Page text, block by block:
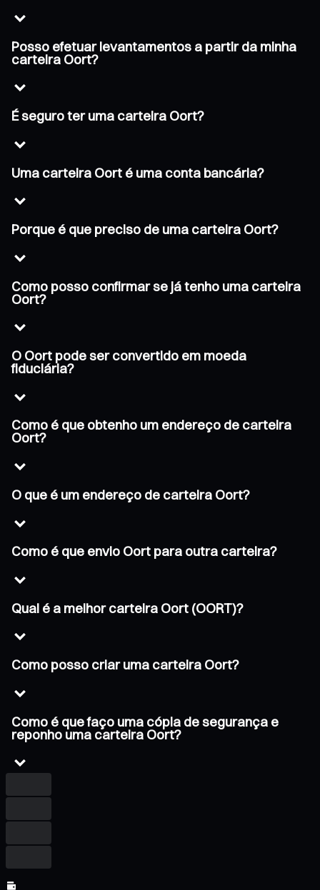
Posso efetuar levantamentos a partir da minha
carteira Oort?
É seguro ter uma carteira Oort?
Uma carteira Oort é uma conta bancária?
Porque é que preciso de uma carteira Oort?
Como posso confirmar se já tenho uma carteira
Oort?
O Oort pode ser convertido em moeda
fiduciária?
Como é que obtenho um endereço de carteira
Oort?
O que é um endereço de carteira Oort?
Como é que envio Oort para outra carteira?
Qual é a melhor carteira Oort (OORT)?
Como posso criar uma carteira Oort?
Como é que faço uma cópia de segurança e
reponho uma carteira Oort?